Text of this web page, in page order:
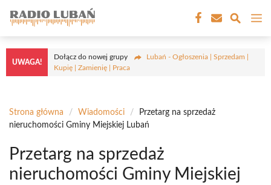
treści
UWAGA!
Dołącz do nowej grupy
Lubań - Ogłoszenia | Sprzedam |
Kupię | Zamienię | Praca
Strona główna / Wiadomości /
Przetarg na sprzedaż
nieruchomości Gminy Miejskiej Lubań
Przetarg na sprzedaż
nieruchomości Gminy Miejskiej